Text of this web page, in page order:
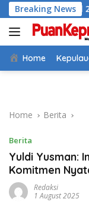
Skip
to
content
Breaking News
2026
Home
Home Berita
Berita
Yuldi Yusman:
Komitmen
Redaksi
1 August 2025